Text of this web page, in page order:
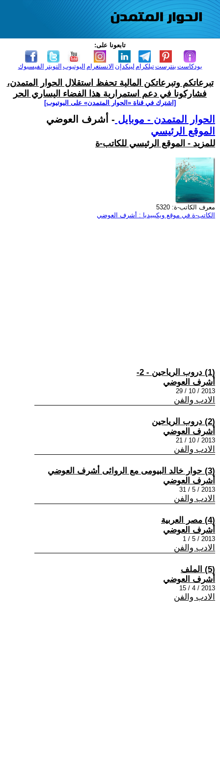
تابعونا على:
الفيسبوك التويتر اليوتيوب الانستغرام لينكدإن تيلكرامبنترست بودكاست
تبرعاتكم وتبرعاتكن المالية تحفظ استقلال الحوار المتمدن،
فشاركونا في دعم استمرارية هذا الفضاء اليساري الحر
[اشترك في قناة ‫«الحوار المتمدن» على اليوتيوب]
الحوار المتمدن - موبايل - أشرف العوضي
الموقع الرئيسي
للمزيد - الموقع الرئيسي للكاتب-ة
معرف الكاتب-ة: 5320
الكاتب-ة في موقع ويكيبيديا : أشرف العوضي
(1) دروب الرياحين - 2-
أشرف العوضي
2013 / 10 / 29
الادب والفن
(2) دروب الرياحين
أشرف العوضي
2013 / 10 / 21
الادب والفن
(3) حوار خالد البيومى مع الروائى أشرف العوضي
أشرف العوضي
2013 / 5 / 31
الادب والفن
(4) مصر العربية
أشرف العوضي
2013 / 5 / 1
الادب والفن
(5) الملف
أشرف العوضي
2013 / 4 / 15
الادب والفن